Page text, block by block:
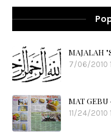
MAJALAH
7/06/2010
MAT
11/24/2010